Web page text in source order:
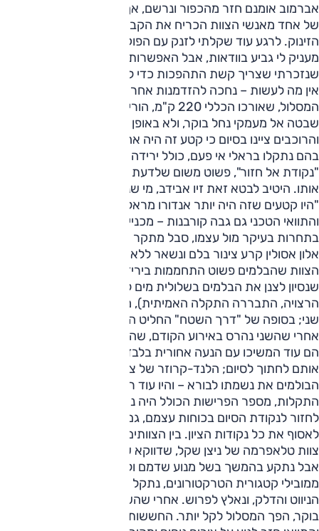
אברמוב אומנם חזר מהכפור ונרשם, אך מקרה חרום משפחתי
של אחד מאנשי הצוות הכריח את הקבוצה להתקפל עוד לפני
הזינוק. לרגע עוד שקלתי לזנק עם הפוקוס המערכתית, מה שהיה
מעניק לי גביע בוודאות, אבל האפשרות ירדה מהפרק אחרי
שנזכרתי שצריך קשת התהפכות כדי להשתתף בקטגוריה... נו,
אין מה לעשות – נחכה להזדמנות אחרת. החלק הראשון של
המסלול, שאורכו הכללי 220 ק"מ, הוריד את הצוותים מהרכס של
שבטה אל מעמקי נחל בוקר, ולא באופן מעודן במיוחד. כל הנהגים
והרוכבים ציינו בסיום כי קטע זה היה אחד הטכניים והקשים ביותר
בהם נתקלו בראלי אי פעם, כולל ירידה מדורדרת שזכתה לכינוי
"נקודת אל חזור", פשוט משום שלדעת רבים לא ניתן היה לטפס
אותו. היטיב לבטא זאת זיו אבידב, מי שניצח בקטגורית האופנועים
"היו קטעים שזה היה יותר אנדורו מראלי, ראשון שני כל הזמן".
והתוואי הטכני גם גבה קורבנות – מכניים לפחות. שי שמעוני,
בתחרות בעיקר מול עצמו, סבל מתקר אחרי תקר ואיבד זמן רב;
אלון אסולין קרע צינור בלם ונשאר ללא בלמים (בהתחלה חשד
הצוות שהבלמים פשוט התחממות בירידות הקשות, אבל אחרי
שנסיון לצנן את הבלמים בשלולית מים לא הניב את התוצאה
הרצויה, התבררה התקלה האמיתית), מה שלא הפריע לו לסיים
שני; בסופה של "דרך השטח" החליט הטרנספר החדש, שהותקן
אחרי שהשני נהרס באירוע הקודם, שהוא יוצא לפנסיה מוקדמת –
הם עוד המשיכו עם הנעה אחורית בלבד, עד שבעיה במנוע אילצה
אותם לחתוך לסיום; הלנד-קרוזר של צוות אלקנה החזיר אחד
הבולמים את נשמתו לבורא – והיו עוד רבים. למרות שפע
התקלות, מספר הפרישות הכולל היה נמוך, ורב הצוותים הצליחו
לחזור לנקודת הסיום בכוחות עצמם, גם אם לא כולם הצליחו
לאסוף את כל נקודות הציון. בין הצוותים שלא הצליחו לסיים נמנה
צוות טלאפרמה של ניצן שקל, שדווקא שרד את הקטע הקשה,
אבל נתקע בהמשך בשל מנוע שדמם ולא יסף; גם יובל שרון,
ממובילי קטגורית הטרקטורונים, נתקל בסדרת תקלות במערכת
הניווט והדלק, ונאלץ לפרוש. אחרי שהשלימו את הירידה לנחל
בוקר, הפך המסלול לקל יותר. החששות ממלכודות בוץ התבדו